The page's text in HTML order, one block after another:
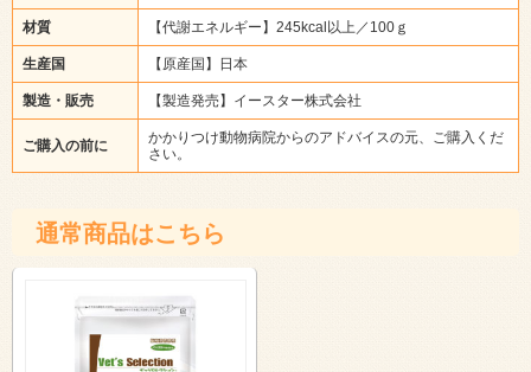
材質 【代謝エネルギー】245kcal以上／100ｇ
生産国 【原産国】日本
製造・販売 【製造発売】イースター株式会社
ご購入の前に
かかりつけ動物病院からのアドバイスの元、ご購入くだ
さい。
通常商品はこちら